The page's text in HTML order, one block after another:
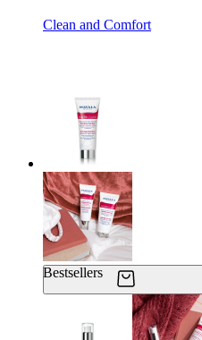
Clean and Comfort
Bestsellers